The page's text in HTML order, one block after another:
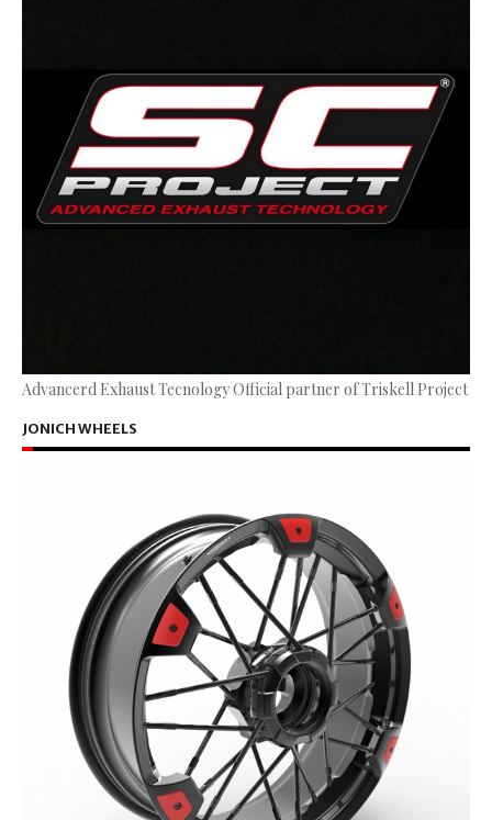
Advancerd Exhaust Tecnology Official partner of Triskell Project
JONICH WHEELS